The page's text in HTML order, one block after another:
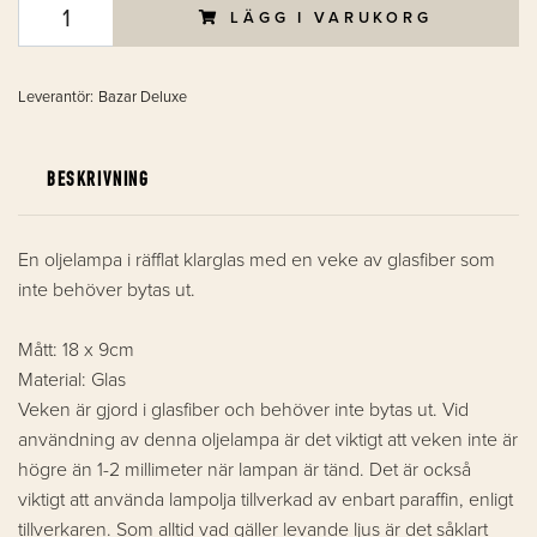
LÄGG I VARUKORG
Leverantör: Bazar Deluxe
BESKRIVNING
En oljelampa i räfflat klarglas med en veke av glasfiber som
inte behöver bytas ut.
Mått: 18 x 9cm
Material: Glas
Veken är gjord i glasfiber och behöver inte bytas ut. Vid
användning av denna oljelampa är det viktigt att veken inte är
högre än 1-2 millimeter när lampan är tänd. Det är också
viktigt att använda lampolja tillverkad av enbart paraffin, enligt
tillverkaren. Som alltid vad gäller levande ljus är det såklart